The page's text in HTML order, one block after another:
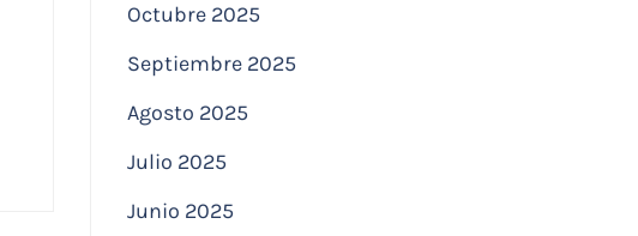
Octubre 2025
Septiembre 2025
Agosto 2025
Julio 2025
Junio 2025